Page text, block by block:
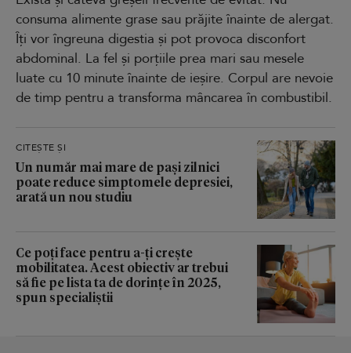
consuma alimente grase sau prăjite înainte de alergat.
Îți vor îngreuna digestia și pot provoca disconfort
abdominal. La fel și porțiile prea mari sau mesele
luate cu 10 minute înainte de ieșire. Corpul are nevoie
de timp pentru a transforma mâncarea în combustibil.
CITEȘTE ȘI
Un număr mai mare de pași zilnici
poate reduce simptomele depresiei,
arată un nou studiu
Ce poți face pentru a-ți crește
mobilitatea. Acest obiectiv ar trebui
să fie pe lista ta de dorințe în 2025,
spun specialiștii